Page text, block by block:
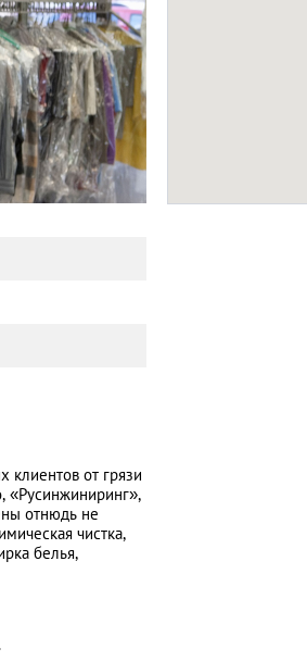
клиентов от грязи
«Русинжиниринг»,
отнюдь не
чистка,
белья,